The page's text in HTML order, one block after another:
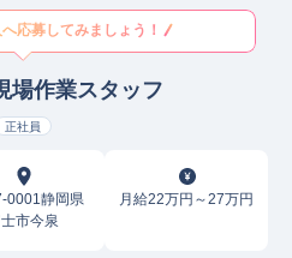
応募してみましょう！
場作業スタッフ
正社員
0001静岡県
市今泉
月給22万円～27万円